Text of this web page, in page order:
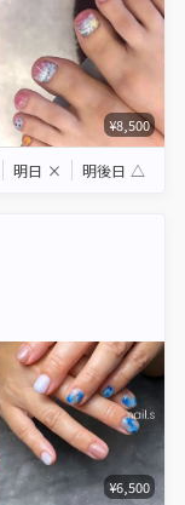
¥8,500
明日 × 明後日 △
¥6,500